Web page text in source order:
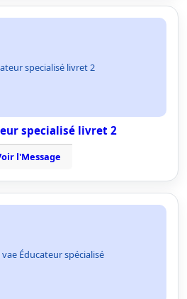
specialisé livret 2
specialisé livret 2
l'Message
Éducateur spécialisé